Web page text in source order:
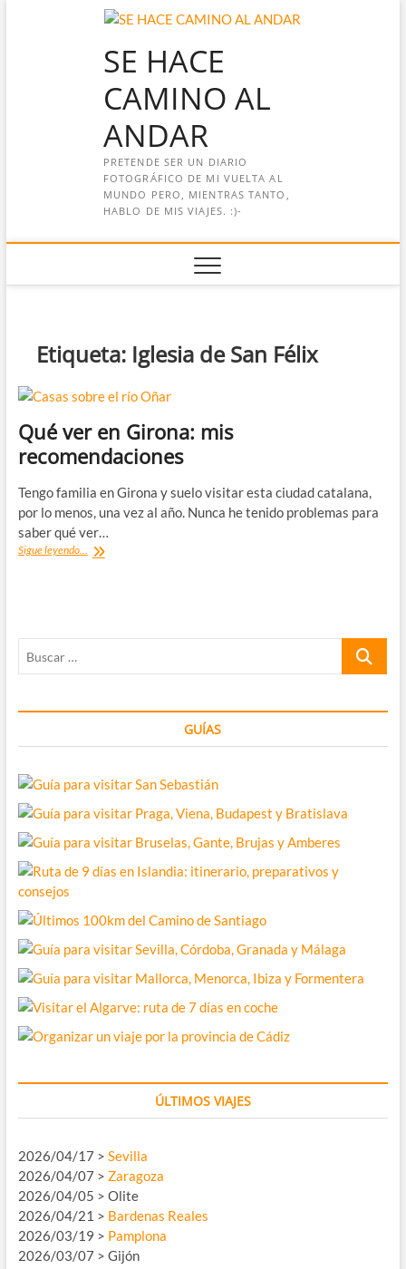
SE HACE
CAMINO AL
ANDAR
PRETENDE SER UN DIARIO
FOTOGRÁFICO DE MI VUELTA AL
MUNDO PERO, MIENTRAS TANTO,
HABLO DE MIS VIAJES. :)-
Etiqueta: Iglesia de San Félix
Qué ver en Girona: mis
recomendaciones
Tengo familia en Girona y suelo visitar esta ciudad catalana,
por lo menos, una vez al año. Nunca he tenido problemas para
saber qué ver…
Sigue leyendo... Qué
Buscar
GUÍAS
ÚLTIMOS VIAJES
2026/04/17 > Sevilla
2026/04/07 > Zaragoza
2026/04/05 > Olite
2026/04/21 > Bardenas Reales
2026/03/19 > Pamplona
2026/03/07 > Gijón